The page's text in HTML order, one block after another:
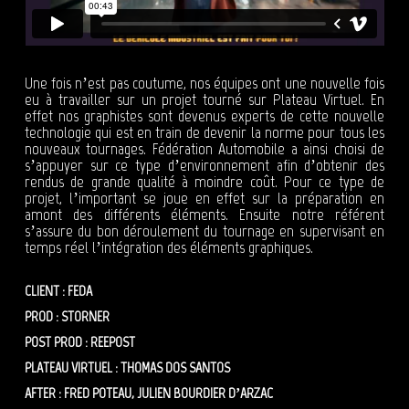
Une fois n’est pas coutume, nos équipes ont une nouvelle fois
eu à travailler sur un projet tourné sur Plateau Virtuel. En
effet nos graphistes sont devenus experts de cette nouvelle
technologie qui est en train de devenir la norme pour tous les
nouveaux tournages. Fédération Automobile a ainsi choisi de
s’appuyer sur ce type d’environnement afin d’obtenir des
rendus de grande qualité à moindre coût. Pour ce type de
projet, l’important se joue en effet sur la préparation en
amont des différents éléments. Ensuite notre référent
s’assure du bon déroulement du tournage en supervisant en
temps réel l’intégration des éléments graphiques.
CLIENT : FEDA
PROD : STORNER
POST PROD : REEPOST
PLATEAU VIRTUEL : THOMAS DOS SANTOS
AFTER : FRED POTEAU, JULIEN BOURDIER D’ARZAC